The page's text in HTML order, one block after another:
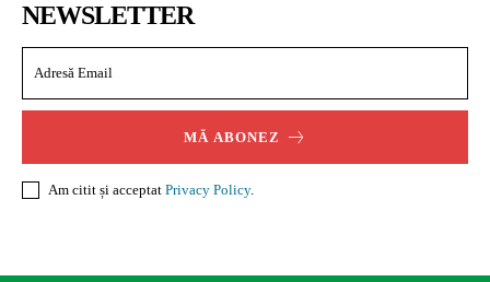
NEWSLETTER
MĂ ABONEZ
Am citit și acceptat Privacy Policy.